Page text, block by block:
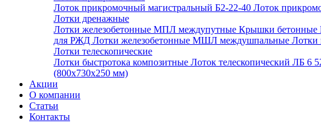
Лоток прикромочный магистральный Б2-22-40 Лоток
Лотки дренажные
Лотки железобетонные МПЛ междупутные Крышки
для РЖД Лотки железобетонные МШЛ междушпальные Лотки
Лотки телескопические
Лотки быстротока композитные Лоток телескопический ЛБ 6
(800х730х250 мм)
Акции
О компании
Статьи
Контакты